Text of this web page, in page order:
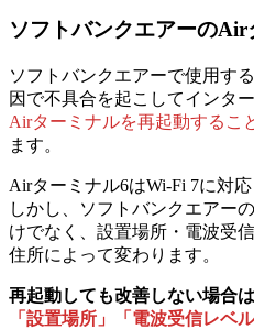
ソフトバンクエアーの
ソフトバンクエアーで使用す
因で不具合を起こしてインタ
Airターミナルを再起動するこ
ます。
Airターミナル6はWi-Fi 7に対応
しかし、ソフトバンクエアー
けでなく、設置場所・電波受
住所によって変わります。
再起動しても改善しない場合は
「設置場所」「電波受信レベ